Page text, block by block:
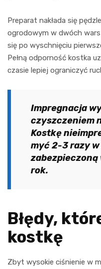
Preparat nakłada się
ogrodowym w dwóch
się po wyschnięciu
Pełną odporność kostka
czasie lepiej ograniczyć
Impregnacja
czyszczeniem
Kostkę
myć 2-3 razy w
rok.
Błędy,
kostkę
Zbyt wysokie ciśnienie w